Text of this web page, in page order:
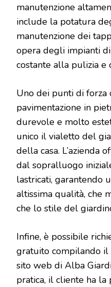
manutenzione
include la potatura
manutenzione dei
opera degli impianti
costante alla pulizia e
Uno dei punti di
pavimentazione in
durevole e molto
unico il vialetto del
della casa. L’azienda
dal sopralluogo
lastricati, garantendo
altissima qualità, che
che lo stile del
Infine, è possibile
gratuito compilando
sito web di Alba
pratica, il cliente ha